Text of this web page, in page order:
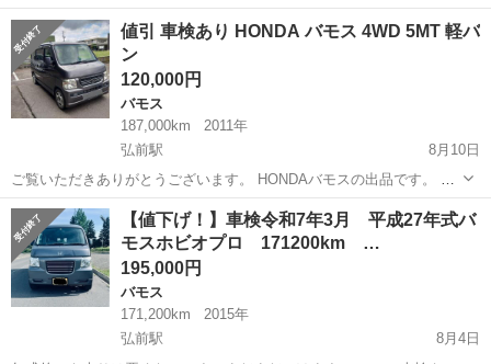
為、修理してから乗ってください 近場の移動でしたら問題なく走りま
す。 エアコンも効きます 車体はお支払いと名義変更が完了してからの
青森 三沢市 三沢駅 バモス
値引 車検あり HONDA バモス 4WD 5MT 軽バ
ン
120,000円
バモス
187,000km
2011年
弘前駅
8月10日
ご覧いただきありがとうございます。 HONDAバモスの出品です。 仕
事に使うため購入しましたが、必要なくなった為、売却したいと思い
ます。 先日、イエローハットでエアコンの調整をしてもらい、簡単な
点検をしてもらいましたが...
青森 弘前市 弘前駅 バモス 車両
【値下げ！】車検令和7年3月 平成27年式バ
モスホビオプロ 171200km …
195,000円
バモス
171,200km
2015年
弘前駅
8月4日